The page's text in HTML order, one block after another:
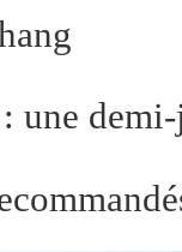
une